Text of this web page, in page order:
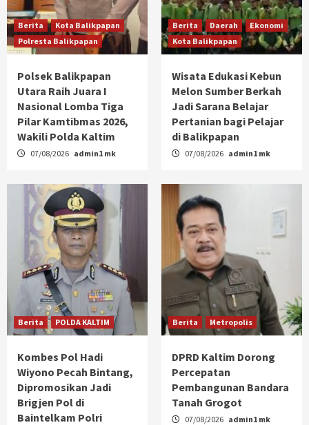
Berita
Kota Balikpapan
Polresta Balikpapan
Polsek Balikpapan
Utara Raih Juara I
Nasional Lomba Tiga
Pilar Kamtibmas 2026,
Wakili Polda Kaltim
07/08/2026 admin1 mk
Berita Daerah
Ekonomi
Kota Balikpapan
Wisata Edukasi Kebun
Melon Sumber Berkah
Jadi Sarana Belajar
Pertanian bagi Pelajar
di Balikpapan
07/08/2026 admin1 mk
Berita POLDA KALTIM
Kombes Pol Hadi
Wiyono Pecah Bintang,
Dipromosikan Jadi
Brigjen Pol di
Baintelkam Polri
Berita Metropolis
DPRD Kaltim Dorong
Percepatan
Pembangunan Bandara
Tanah Grogot
07/08/2026 admin1 mk